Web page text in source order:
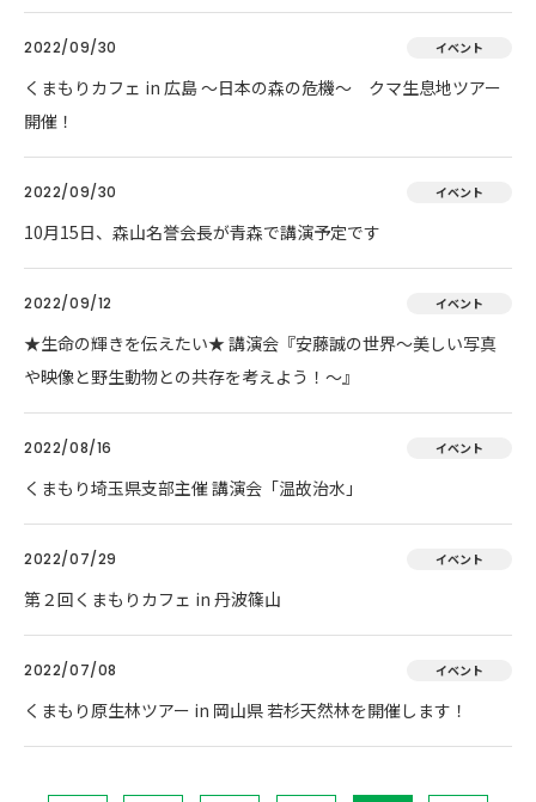
2022/09/30 イベント
くまもりカフェ in 広島 ～日本の森の危機～ クマ生息地ツアー
開催！
2022/09/30 イベント
10月15日、森山名誉会長が青森で講演予定です
2022/09/12 イベント
★生命の輝きを伝えたい★ 講演会『安藤誠の世界～美しい写真
や映像と野生動物との共存を考えよう！～』
2022/08/16 イベント
くまもり埼玉県支部主催 講演会「温故治水」
2022/07/29 イベント
第２回くまもりカフェ in 丹波篠山
2022/07/08 イベント
くまもり原生林ツアー in 岡山県 若杉天然林を開催します！